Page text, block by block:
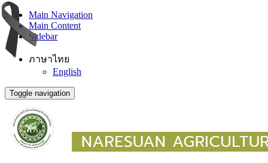
Main Navigation
Main Content
Sidebar
ภาษาไทย
English
Toggle navigation